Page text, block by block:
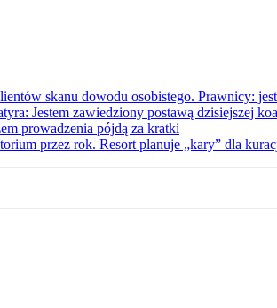
skanu dowodu osobistego. Prawnicy:
Jestem zawiedziony postawą dzisiejszej
prowadzenia pójdą za kratki
przez rok. Resort planuje „kary” dla